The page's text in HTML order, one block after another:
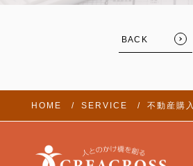
BACK
HOME SERVICE 不動産購入